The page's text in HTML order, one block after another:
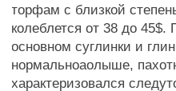
торфам с близкой
колеблется от 38 до
основном суглинки и
нормальноаолыше,
характеризовался